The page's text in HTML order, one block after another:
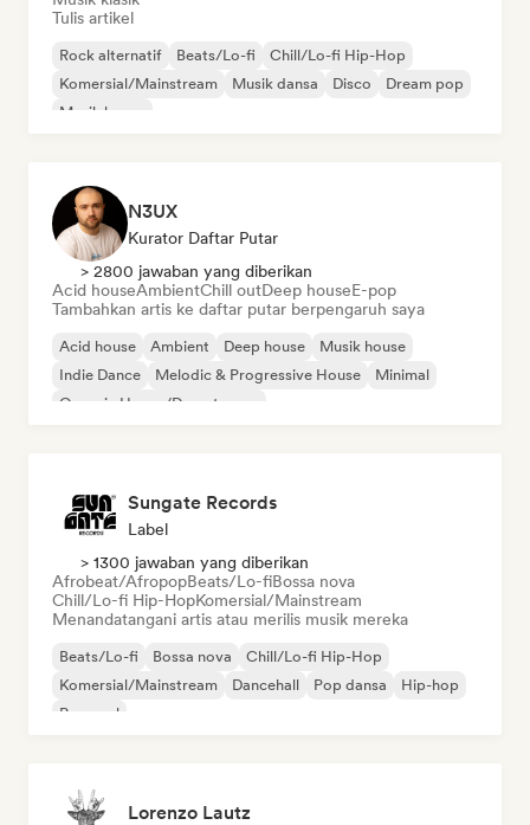
Tulis artikel
Rock alternatif Beats/Lo-fi
Chill/Lo-fi Hip-Hop
Komersial/Mainstream
Musik dansa Disco
Dream pop
Musik house
N3UX
Kurator Daftar Putar
> 2800 jawaban yang diberikan
Acid houseAmbientChill outDeep houseE-pop
Tambahkan artis ke daftar putar berpengaruh saya
Acid house Ambient Deep house
Musik house
Indie Dance
Melodic & Progressive House
Minimal
Organic House/Downtempo
Sungate Records
Label
> 1300 jawaban yang diberikan
Afrobeat/AfropopBeats/Lo-fiBossa nova
Chill/Lo-fi Hip-HopKomersial/Mainstream
Menandatangani artis atau merilis musik mereka
Beats/Lo-fi Bossa nova
Chill/Lo-fi Hip-Hop
Komersial/Mainstream
Dancehall Pop dansa
Hip-hop
Pop soul
Lorenzo Lautz